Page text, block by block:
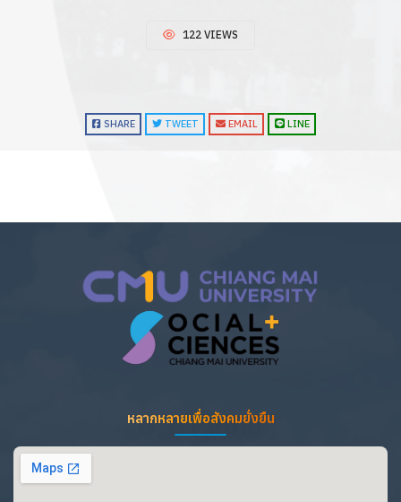
122 VIEWS
SHARE TWEET EMAIL LINE
หลากหลายเพื่อสังคมยั่งยืน